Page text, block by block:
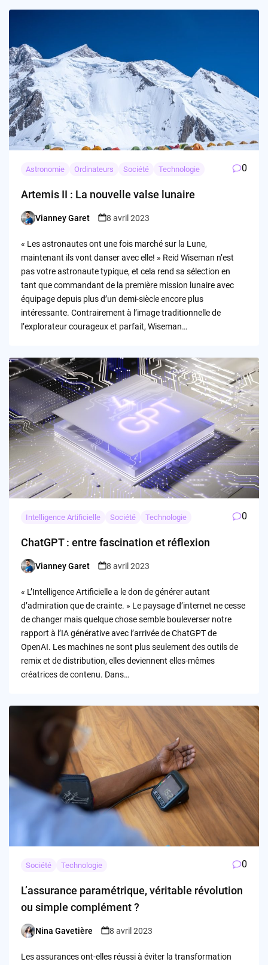
Astronomie Ordinateurs Société Technologie 0
Artemis II : La nouvelle valse lunaire
Posted
Vianney Garet 8 avril 2023
« Les astronautes ont une fois marché sur la Lune,
maintenant ils vont danser avec elle! » Reid Wiseman n’est
pas votre astronaute typique, et cela rend sa sélection en
tant que commandant de la première mission lunaire avec
équipage depuis plus d’un demi-siècle encore plus
intéressante. Contrairement à l’image traditionnelle de
l’explorateur courageux et parfait, Wiseman…
Intelligence Artificielle Société Technologie 0
ChatGPT : entre fascination et réflexion
Posted
Vianney Garet 8 avril 2023
« L’Intelligence Artificielle a le don de générer autant
d’admiration que de crainte. » Le paysage d’internet ne cesse
de changer mais quelque chose semble bouleverser notre
rapport à l’IA générative avec l’arrivée de ChatGPT de
OpenAI. Les machines ne sont plus seulement des outils de
remix et de distribution, elles deviennent elles-mêmes
créatrices de contenu. Dans…
Société Technologie 0
L’assurance paramétrique, véritable révolution
ou simple complément ?
Posted
Nina Gavetière 8 avril 2023
Les assurances ont-elles réussi à éviter la transformation